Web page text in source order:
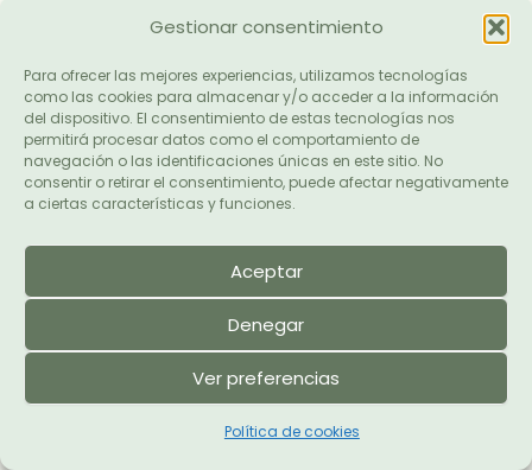
Gestionar consentimiento
Para ofrecer las mejores experiencias, utilizamos tecnologías
como las cookies para almacenar y/o acceder a la información
del dispositivo. El consentimiento de estas tecnologías nos
permitirá procesar datos como el comportamiento de
navegación o las identificaciones únicas en este sitio. No
consentir o retirar el consentimiento, puede afectar negativamente
a ciertas características y funciones.
Aceptar
Denegar
Ver preferencias
Política de cookies
Un hort urbà no ha de ser perfecte per ser útil. Pot ser
petit, senzill i adaptat al teu ritme. L’important és triar
bé els cultius, regar amb criteri i protegir les plantes en
els dies més intensos.
Si estàs començant, pots optar per una combinació
fàcil: tomàquets cherry, pebrots, alfàbrega i alguna
això ja tindràs un hort variat, pràctic i molt agradable
per al dia a dia.
Si ja tens experiència, pots ampliar amb albergínies,
carbassons, enciams d’estiu o noves varietats
d’aromàtiques. Cada temporada és una oportunitat
per aprendre què funciona millor al teu balcó, terrassa